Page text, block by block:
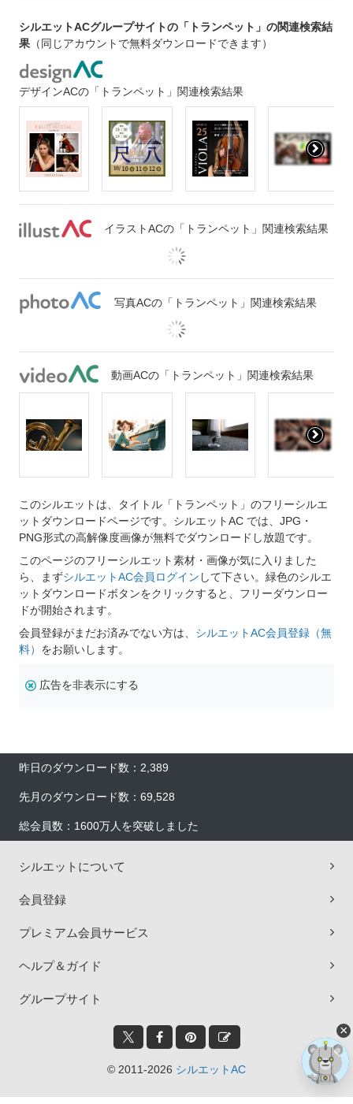
シルエットACグループサイトの「トランペット」の関連検索結
果 （同じアカウントで無料ダウンロードできます）
デザインACの「トランペット」関連検索結果
イラストACの「トランペット」関連検索結果
写真ACの「トランペット」関連検索結果
動画ACの「トランペット」関連検索結果
このシルエットは、タイトル「トランペット」のフリーシルエ
ットダウンロードページです。シルエットAC では、JPG・
PNG形式の高解像度画像が無料でダウンロードし放題です。
このページのフリーシルエット素材・画像が気に入りました
ら、まずシルエットAC会員ログイン して下さい。緑色のシルエ
ットダウンロードボタンをクリックすると、フリーダウンロー
ドが開始されます。
会員登録がまだお済みでない方は、 シルエットAC会員登録（無
料） をお願いします。
広告を非表示にする
昨日のダウンロード数：2,389
先月のダウンロード数：69,528
総会員数：1600万人を突破しました
シルエットについて
会員登録
プレミアム会員サービス
ヘルプ＆ガイド
グループサイト
© 2011-2026 シルエットAC
×